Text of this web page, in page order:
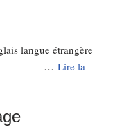
langue étrangère
sur : … Lire la